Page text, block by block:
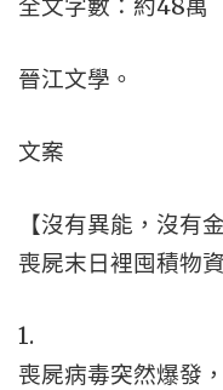
全文字數：約48萬
晉江文學。
文案
【沒有異能，沒有
喪屍末日裡囤積物
1.
喪屍病毒突然爆發